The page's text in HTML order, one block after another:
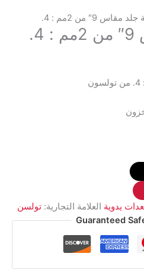
مقاس 9″ من 2مم : 4.
يدوية العلامة التجارية: تولسن
Guaranteed